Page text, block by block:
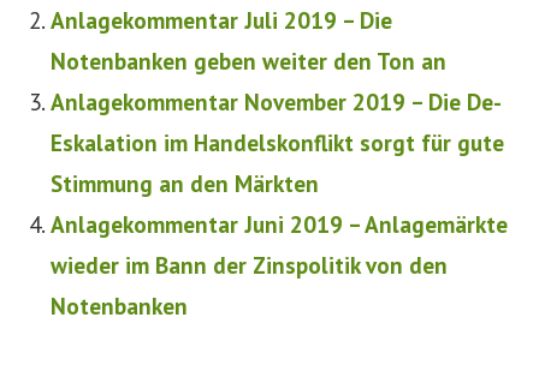
Anlagekommentar Juli 2019 – Die
Notenbanken geben weiter den Ton an
Anlagekommentar November 2019 – Die De-
Eskalation im Handelskonflikt sorgt für gute
Stimmung an den Märkten
Anlagekommentar Juni 2019 – Anlagemärkte
wieder im Bann der Zinspolitik von den
Notenbanken